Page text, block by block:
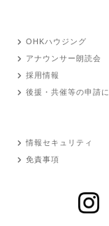
OHKハウジング
アナウンサー朗読会
採用情報
後援・共催等の申請
情報セキュリティ
免責事項